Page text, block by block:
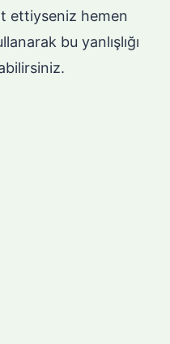
ettiyseniz hemen
bu yanlışlığı